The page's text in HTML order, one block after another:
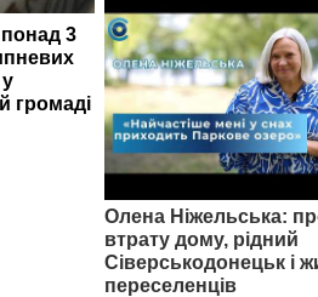
3
громаді
Олена Ніжельська:
втрату дому, рідний
Сіверськодонецьк і
переселенців